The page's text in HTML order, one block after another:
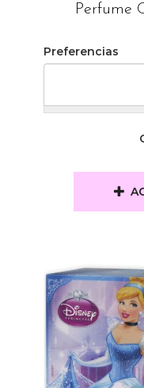
Perfume
Preferencias